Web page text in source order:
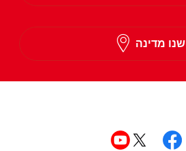
שנו מדינה